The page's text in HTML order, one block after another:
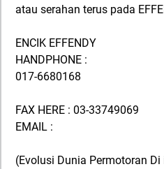
atau serahan terus pada
ENCIK EFFENDY
HANDPHONE :
017-6680168
FAX HERE : 03-33749069
EMAIL :
(Evolusi Dunia Permotoran Di